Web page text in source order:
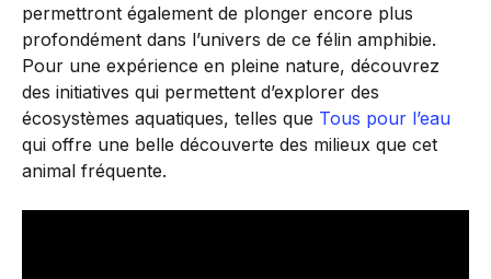
permettront également de plonger encore plus
profondément dans l’univers de ce félin amphibie.
Pour une expérience en pleine nature, découvrez
des initiatives qui permettent d’explorer des
écosystèmes aquatiques, telles que Tous pour l’eau
qui offre une belle découverte des milieux que cet
animal fréquente.